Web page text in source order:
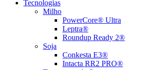
Tecnologias
Milho
PowerCore® Ultra
Leptra®
Roundup Ready 2®
Soja
Conkesta E3®
Intacta RR2 PRO®